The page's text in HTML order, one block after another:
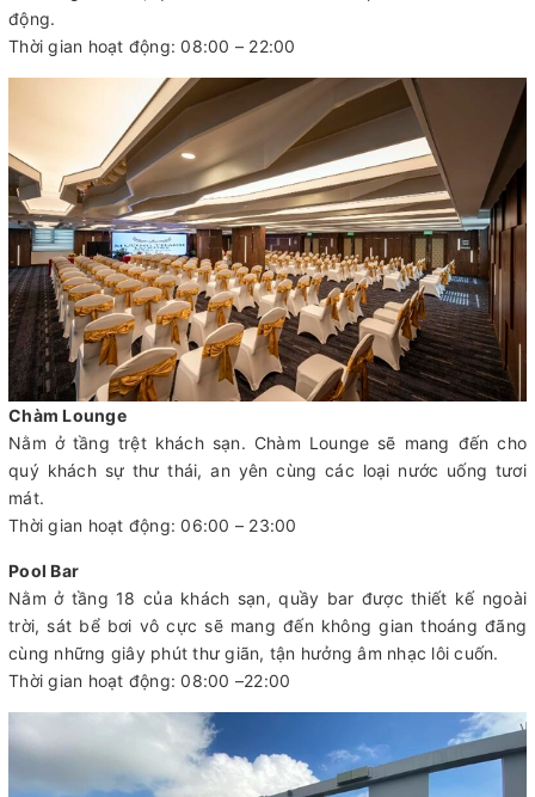
động.
Thời gian hoạt động: 08:00 – 22:00
Chàm Lounge
Nằm ở tầng trệt khách sạn. Chàm Lounge sẽ mang đến cho
quý khách sự thư thái, an yên cùng các loại nước uống tươi
mát.
Thời gian hoạt động: 06:00 – 23:00
Pool Bar
Nằm ở tầng 18 của khách sạn, quầy bar được thiết kế ngoài
trời, sát bể bơi vô cực sẽ mang đến không gian thoáng đãng
cùng những giây phút thư giãn, tận hưởng âm nhạc lôi cuốn.
Thời gian hoạt động: 08:00 –22:00